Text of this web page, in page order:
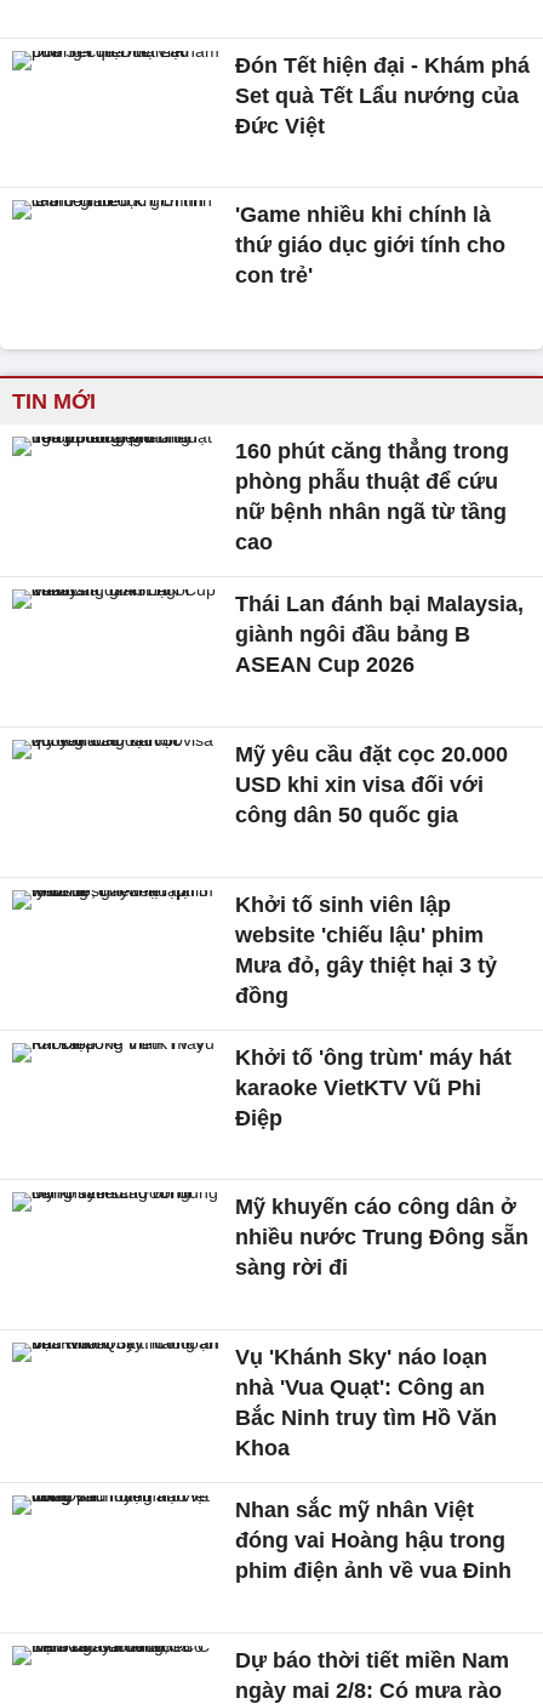
Đón Tết hiện đại - Khám phá
Set quà Tết Lẩu nướng của
Đức Việt
'Game nhiều khi chính là
thứ giáo dục giới tính cho
con trẻ'
TIN MỚI
160 phút căng thẳng trong
phòng phẫu thuật để cứu
nữ bệnh nhân ngã từ tầng
cao
Thái Lan đánh bại Malaysia,
giành ngôi đầu bảng B
ASEAN Cup 2026
Mỹ yêu cầu đặt cọc 20.000
USD khi xin visa đối với
công dân 50 quốc gia
Khởi tố sinh viên lập
website 'chiếu lậu' phim
Mưa đỏ, gây thiệt hại 3 tỷ
đồng
Khởi tố 'ông trùm' máy hát
karaoke VietKTV Vũ Phi
Điệp
Mỹ khuyến cáo công dân ở
nhiều nước Trung Đông sẵn
sàng rời đi
Vụ 'Khánh Sky' náo loạn
nhà 'Vua Quạt': Công an
Bắc Ninh truy tìm Hồ Văn
Khoa
Nhan sắc mỹ nhân Việt
đóng vai Hoàng hậu trong
phim điện ảnh về vua Đinh
Dự báo thời tiết miền Nam
ngày mai 2/8: Có mưa rào